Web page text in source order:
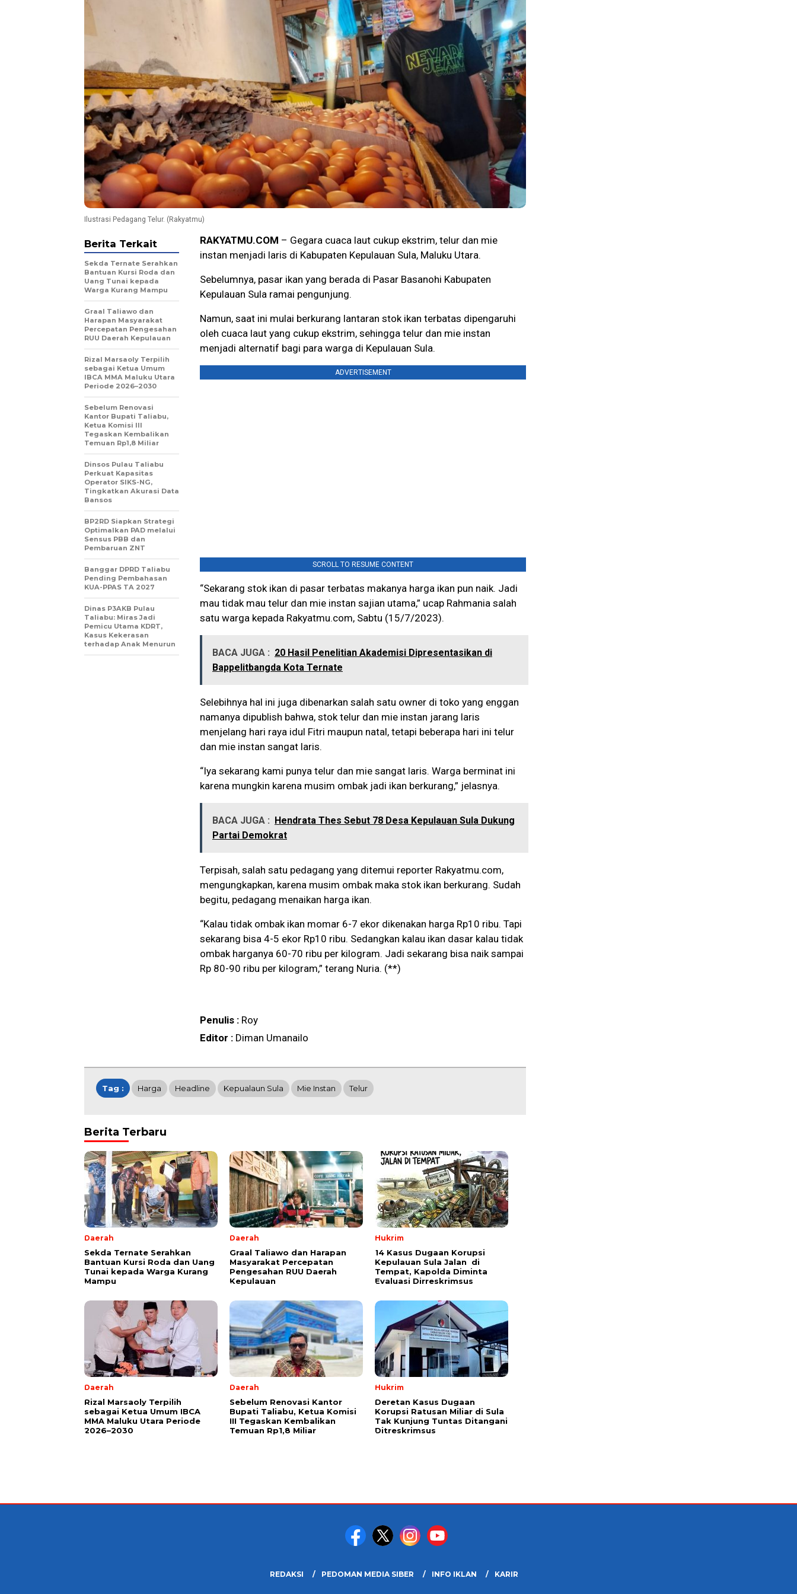
Ilustrasi Pedagang Telur. (Rakyatmu)
RAKYATMU.COM – Gegara cuaca laut cukup ekstrim, telur dan mie
instan menjadi laris di Kabupaten Kepulauan Sula, Maluku Utara.
Sebelumnya, pasar ikan yang berada di Pasar Basanohi Kabupaten
Kepulauan Sula ramai pengunjung.
Namun, saat ini mulai berkurang lantaran stok ikan terbatas dipengaruhi
oleh cuaca laut yang cukup ekstrim, sehingga telur dan mie instan
menjadi alternatif bagi para warga di Kepulauan Sula.
ADVERTISEMENT
SCROLL TO RESUME CONTENT
“Sekarang stok ikan di pasar terbatas makanya harga ikan pun naik. Jadi
mau tidak mau telur dan mie instan sajian utama,” ucap Rahmania salah
satu warga kepada Rakyatmu.com, Sabtu (15/7/2023).
BACA JUGA : 20 Hasil Penelitian Akademisi Dipresentasikan di
Bappelitbangda Kota Ternate
Selebihnya hal ini juga dibenarkan salah satu owner di toko yang enggan
namanya dipublish bahwa, stok telur dan mie instan jarang laris
menjelang hari raya idul Fitri maupun natal, tetapi beberapa hari ini telur
dan mie instan sangat laris.
“Iya sekarang kami punya telur dan mie sangat laris. Warga berminat ini
karena mungkin karena musim ombak jadi ikan berkurang,” jelasnya.
BACA JUGA :
Hendrata Thes Sebut 78 Desa Kepulauan Sula Dukung
Partai Demokrat
Terpisah, salah satu pedagang yang ditemui reporter Rakyatmu.com,
mengungkapkan, karena musim ombak maka stok ikan berkurang. Sudah
begitu, pedagang menaikan harga ikan.
“Kalau tidak ombak ikan momar 6-7 ekor dikenakan harga Rp10 ribu. Tapi
sekarang bisa 4-5 ekor Rp10 ribu. Sedangkan kalau ikan dasar kalau tidak
ombak harganya 60-70 ribu per kilogram. Jadi sekarang bisa naik sampai
Rp 80-90 ribu per kilogram,” terang Nuria. (**)
Penulis : Roy
Editor : Diman Umanailo
Berita Terkait
Sekda Ternate Serahkan
Bantuan Kursi Roda dan
Uang Tunai kepada
Warga Kurang Mampu
Graal Taliawo dan
Harapan Masyarakat
Percepatan Pengesahan
RUU Daerah Kepulauan
Rizal Marsaoly Terpilih
sebagai Ketua Umum
IBCA MMA Maluku Utara
Periode 2026–2030
Sebelum Renovasi
Kantor Bupati Taliabu,
Ketua Komisi III
Tegaskan Kembalikan
Temuan Rp1,8 Miliar
Dinsos Pulau Taliabu
Perkuat Kapasitas
Operator SIKS-NG,
Tingkatkan Akurasi Data
Bansos
BP2RD Siapkan Strategi
Optimalkan PAD melalui
Sensus PBB dan
Pembaruan ZNT
Banggar DPRD Taliabu
Pending Pembahasan
KUA-PPAS TA 2027
Dinas P3AKB Pulau
Taliabu: Miras Jadi
Pemicu Utama KDRT,
Kasus Kekerasan
terhadap Anak Menurun
Tag : Harga Headline Kepualaun Sula Mie Instan Telur
Berita Terbaru
Daerah
Sekda Ternate Serahkan
Bantuan Kursi Roda dan Uang
Tunai kepada Warga Kurang
Mampu
Daerah
Graal Taliawo dan Harapan
Masyarakat Percepatan
Pengesahan RUU Daerah
Kepulauan
Hukrim
14 Kasus Dugaan Korupsi
Kepulauan Sula Jalan di
Tempat, Kapolda Diminta
Evaluasi Dirreskrimsus
Daerah
Rizal Marsaoly Terpilih
sebagai Ketua Umum IBCA
MMA Maluku Utara Periode
2026–2030
Daerah
Sebelum Renovasi Kantor
Bupati Taliabu, Ketua Komisi
III Tegaskan Kembalikan
Temuan Rp1,8 Miliar
Hukrim
Deretan Kasus Dugaan
Korupsi Ratusan Miliar di Sula
Tak Kunjung Tuntas Ditangani
Ditreskrimsus
REDAKSI PEDOMAN MEDIA SIBER INFO IKLAN KARIR